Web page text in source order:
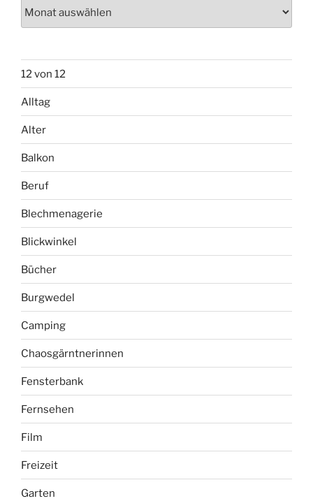
12 von 12
Alltag
Alter
Balkon
Beruf
Blechmenagerie
Blickwinkel
Bücher
Burgwedel
Camping
Chaosgärntnerinnen
Fensterbank
Fernsehen
Film
Freizeit
Garten